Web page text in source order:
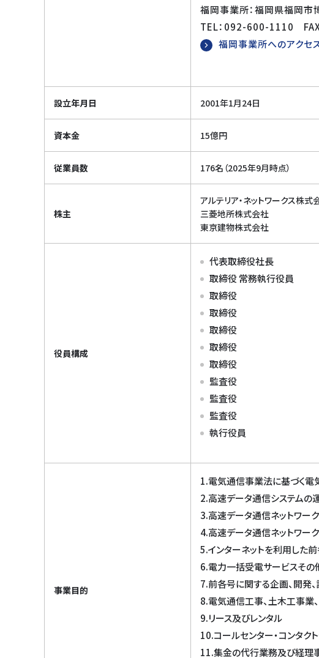
福岡事業所：福岡県福岡
TEL：092-600-1110
福岡事業所へのアクセ
設立年月日 2001年1月24日
資本金 15億円
従業員数 176名（2025年9月時点）
株主
アルテリア・ネットワークス株式
三菱地所株式会社
東京建物株式会社
役員構成
代表取締役社長
取締役 常務執行役員
取締役
取締役
取締役
取締役
取締役
監査役
監査役
監査役
執行役員
事業目的
1.電気通信事業法に基づく電
2.高速データ通信システムの
3.高速データ通信ネットワー
4.高速データ通信ネットワー
5.インターネットを利用した
6.電力一括受電サービスそ
7.前各号に関する企画、開発
8.電気通信工事、土木工事業
9.リース及びレンタル
10.コールセンター・コンタク
11.集金の代行業務及び経理